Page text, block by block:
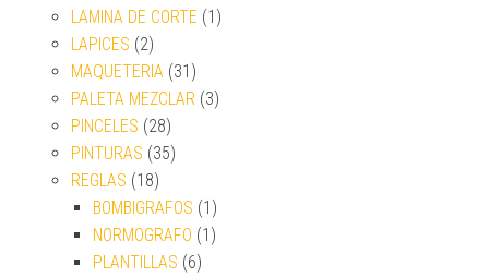
LAMINA DE CORTE (1)
LAPICES (2)
MAQUETERIA (31)
PALETA MEZCLAR (3)
PINCELES (28)
PINTURAS (35)
REGLAS (18)
BOMBIGRAFOS (1)
NORMOGRAFO (1)
PLANTILLAS (6)